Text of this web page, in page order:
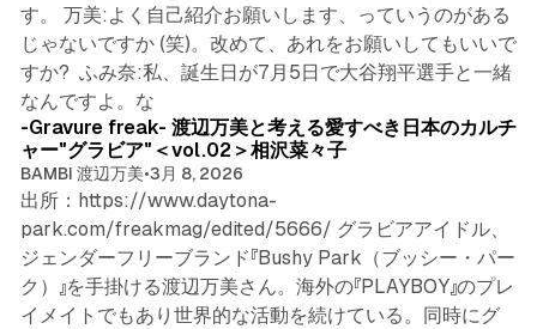
す。 万美:よく自己紹介お願いします、っていうのがある
じゃないですか (笑)。改めて、あれをお願いしてもいいで
すか? ふみ奈:私、誕生日が7月5日で大谷翔平選手と一緒
なんですよ。な
-Gravure freak- 渡辺万美と考える愛すべき日本のカルチ
ャー"グラビア"＜vol.02＞相沢菜々子
BAMBI 渡辺万美•3月 8, 2026
出所：https://www.daytona-
park.com/freakmag/edited/5666/ グラビアアイドル、
ジェンダーフリーブランド『Bushy Park（ブッシー・パー
ク）』を手掛ける渡辺万美さん。海外の『PLAYBOY』のプレ
イメイトでもあり世界的な活動を続けている。同時にグ